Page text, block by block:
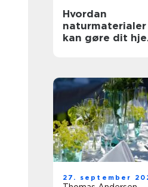
Hvordan
naturmaterialer
kan gøre dit
27. september